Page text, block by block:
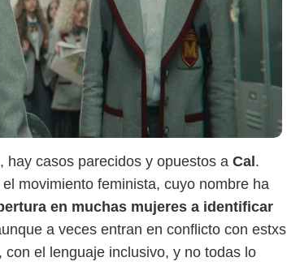
hay casos parecidos y opuestos a Cal .
movimiento feminista, cuyo nombre ha
en muchas mujeres a identificar
a veces entran en conflicto con estxs
el lenguaje inclusivo, y no todas lo